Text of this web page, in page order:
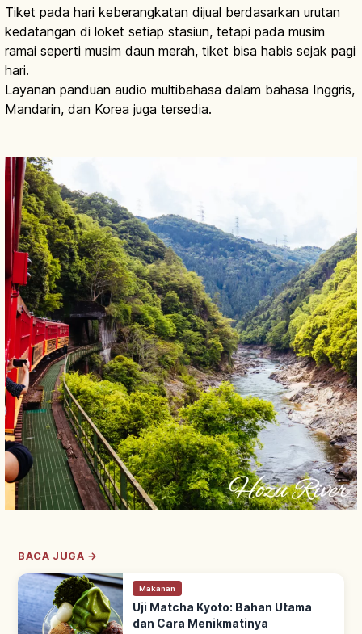
Tiket pada hari keberangkatan dijual berdasarkan urutan
kedatangan di loket setiap stasiun, tetapi pada musim
ramai seperti musim daun merah, tiket bisa habis sejak pagi
hari.
Layanan panduan audio multibahasa dalam bahasa Inggris,
Mandarin, dan Korea juga tersedia.
BACA JUGA →
Makanan
Uji Matcha Kyoto: Bahan Utama
dan Cara Menikmatinya